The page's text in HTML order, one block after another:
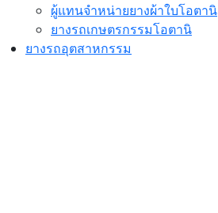
ผู้แทนจำหน่ายยางผ้าใบโอตานิ
ยางรถเกษตรกรรมโอตานิ
ยางรถอุตสาหกรรม